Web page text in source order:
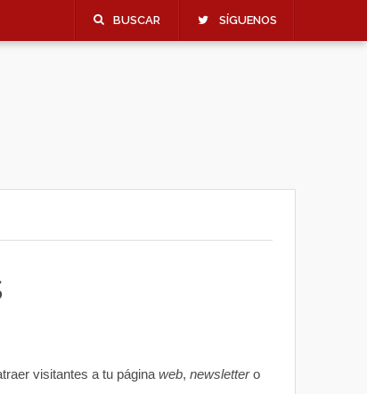
BUSCAR SÍGUENOS
visitantes a tu páginaweb,newslettero